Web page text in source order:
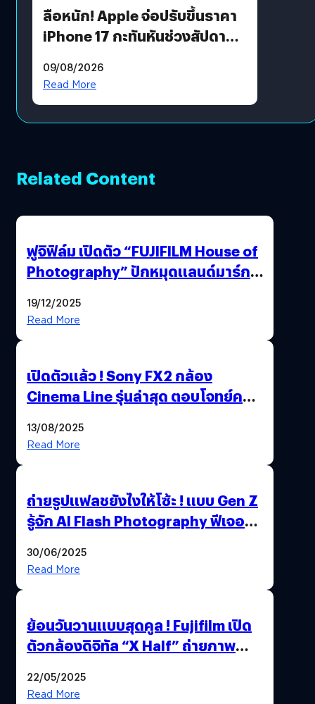
ลือหนัก! Apple จ่อปรับขึ้นราคา
iPhone 17 กะทันหันช่วงสัปดาห์ที่
09/08/2026
Read More
Related Content
ฟูจิฟิล์ม เปิดตัว “FUJIFILM House of
Photography” ปักหมุดแลนด์มาร์ก
19/12/2025
Read More
เปิดตัวแล้ว ! Sony FX2 กล้อง
Cinema Line รุ่นล่าสุด ตอบโจทย์ครี
13/08/2025
Read More
ถ่ายรูปแฟลชยังไงให้โซ้ะ ! แบบ Gen Z
รู้จัก AI Flash Photography ฟีเจอร์
30/06/2025
Read More
ย้อนวันวานแบบสุดคูล ! Fujifilm เปิด
ตัวกล้องดิจิทัล “X Half” ถ่ายภาพ
22/05/2025
Read More